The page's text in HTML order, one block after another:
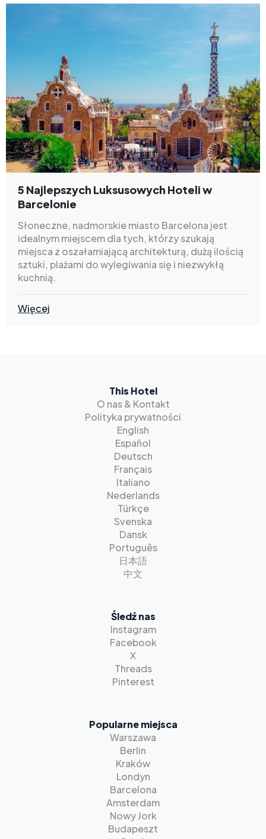
5 Najlepszych Luksusowych Hoteli w
Barcelonie
Słoneczne, nadmorskie miasto Barcelona jest
idealnym miejscem dla tych, którzy szukają
miejsca z oszałamiającą architekturą, dużą ilością
sztuki, plażami do wylegiwania się i niezwykłą
kuchnią.
Więcej
This Hotel
O nas & Kontakt
Polityka prywatności
English
Español
Deutsch
Français
Italiano
Nederlands
Türkçe
Svenska
Dansk
Português
日本語
中文
Śledź nas
Instagram
Facebook
X
Threads
Pinterest
Popularne miejsca
Warszawa
Berlin
Kraków
Londyn
Barcelona
Amsterdam
Nowy Jork
Budapeszt